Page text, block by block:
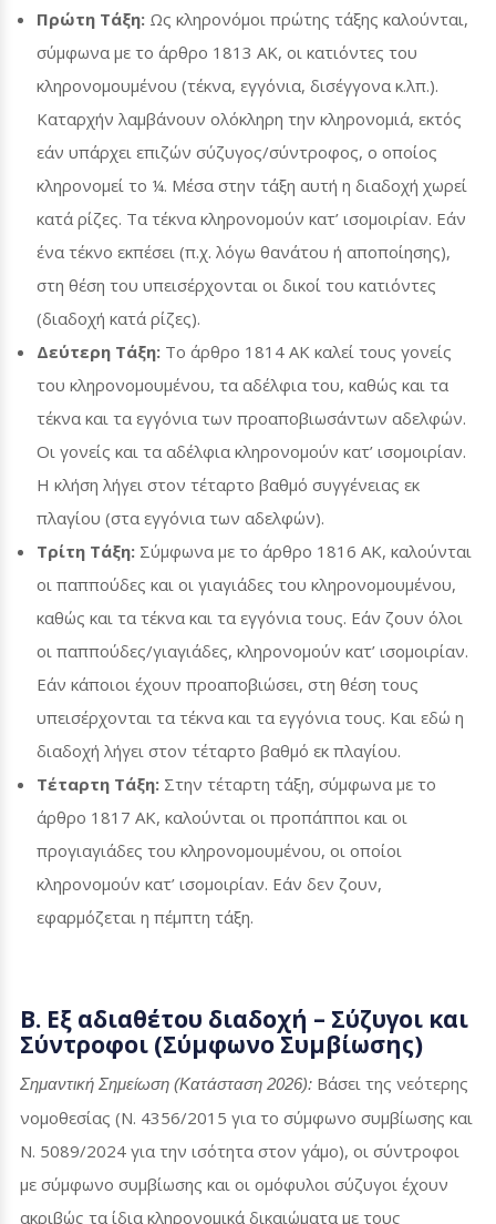
Πρώτη Τάξη: Ως κληρονόμοι πρώτης τάξης καλούνται,
σύμφωνα με το άρθρο 1813 ΑΚ, οι κατιόντες του
κληρονομουμένου (τέκνα, εγγόνια, δισέγγονα κ.λπ.).
Καταρχήν λαμβάνουν ολόκληρη την κληρονομιά, εκτός
εάν υπάρχει επιζών σύζυγος/σύντροφος, ο οποίος
κληρονομεί το ¼. Μέσα στην τάξη αυτή η διαδοχή χωρεί
κατά ρίζες. Τα τέκνα κληρονομούν κατ’ ισομοιρίαν. Εάν
ένα τέκνο εκπέσει (π.χ. λόγω θανάτου ή αποποίησης),
στη θέση του υπεισέρχονται οι δικοί του κατιόντες
(διαδοχή κατά ρίζες).
Δεύτερη Τάξη: Το άρθρο 1814 ΑΚ καλεί τους γονείς
του κληρονομουμένου, τα αδέλφια του, καθώς και τα
τέκνα και τα εγγόνια των προαποβιωσάντων αδελφών.
Οι γονείς και τα αδέλφια κληρονομούν κατ’ ισομοιρίαν.
Η κλήση λήγει στον τέταρτο βαθμό συγγένειας εκ
πλαγίου (στα εγγόνια των αδελφών).
Τρίτη Τάξη: Σύμφωνα με το άρθρο 1816 ΑΚ, καλούνται
οι παππούδες και οι γιαγιάδες του κληρονομουμένου,
καθώς και τα τέκνα και τα εγγόνια τους. Εάν ζουν όλοι
οι παππούδες/γιαγιάδες, κληρονομούν κατ’ ισομοιρίαν.
Εάν κάποιοι έχουν προαποβιώσει, στη θέση τους
υπεισέρχονται τα τέκνα και τα εγγόνια τους. Και εδώ η
διαδοχή λήγει στον τέταρτο βαθμό εκ πλαγίου.
Τέταρτη Τάξη: Στην τέταρτη τάξη, σύμφωνα με το
άρθρο 1817 ΑΚ, καλούνται οι προπάπποι και οι
προγιαγιάδες του κληρονομουμένου, οι οποίοι
κληρονομούν κατ’ ισομοιρίαν. Εάν δεν ζουν,
εφαρμόζεται η πέμπτη τάξη.
Β. Εξ αδιαθέτου διαδοχή – Σύζυγοι και
Σύντροφοι (Σύμφωνο Συμβίωσης)
Σημαντική Σημείωση (Κατάσταση 2026): Βάσει της νεότερης
νομοθεσίας (Ν. 4356/2015 για το σύμφωνο συμβίωσης και
Ν. 5089/2024 για την ισότητα στον γάμο), οι σύντροφοι
με σύμφωνο συμβίωσης και οι ομόφυλοι σύζυγοι έχουν
ακριβώς τα ίδια κληρονομικά δικαιώματα με τους